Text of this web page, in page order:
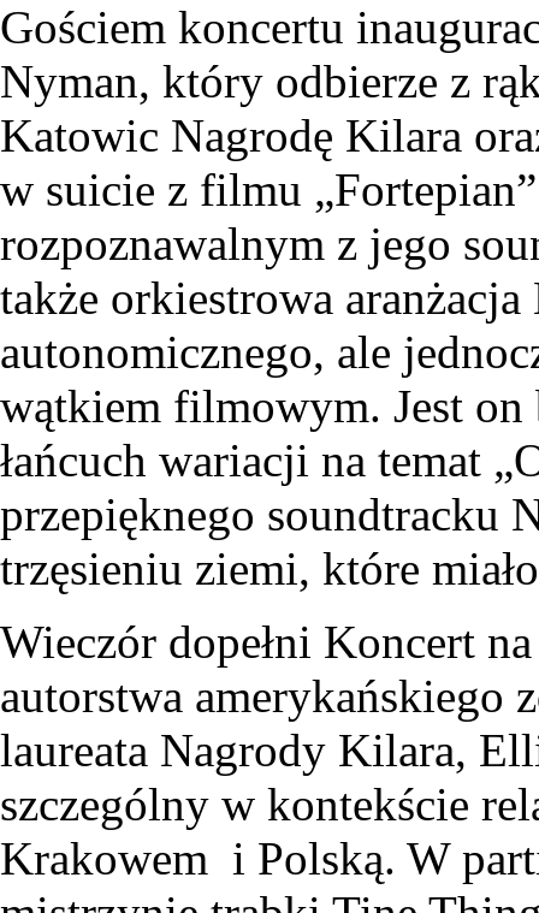
Gościem koncertu
Nyman, który odbierze z
Katowic Nagrodę Kilara
w suicie z filmu
rozpoznawalnym z jego
także orkiestrowa
autonomicznego, ale
wątkiem filmowym. Jest
łańcuch wariacji na temat
przepięknego soundtracku
trzęsieniu ziemi, które
Wieczór dopełni Koncert
autorstwa amerykańskiego
laureata Nagrody Kilara,
szczególny w kontekście
Krakowem i Polską. W